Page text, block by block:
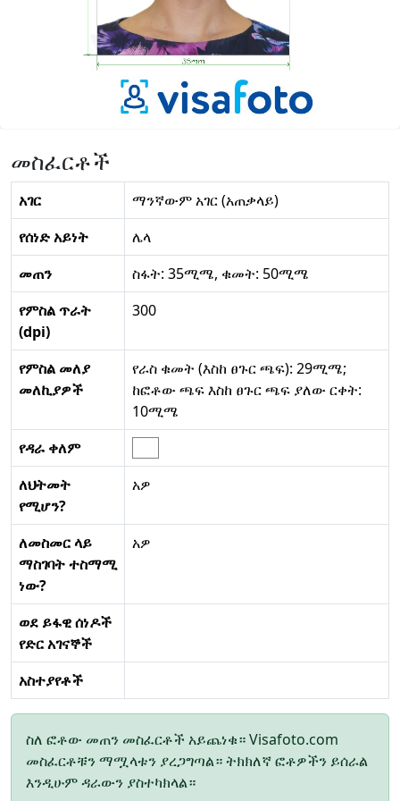
መስፈርቶች
አገር
ማንኛውም አገር (አጠቃላይ)
የሰነድ አይነት
ሌላ
መጠን
ስፋት: 35ሚሜ, ቁመት: 50ሚሜ
የምስል ጥራት
(dpi)
300
የምስል መለያ
መለኪያዎች
የራስ ቁመት (እስከ ፀጉር ጫፍ): 29ሚሜ;
ከፎቶው ጫፍ እስከ ፀጉር ጫፍ ያለው ርቀት:
10ሚሜ
የዳራ ቀለም
ለህትመት
የሚሆን?
አዎ
ለመስመር ላይ
ማስገባት ተስማሚ
ነው?
አዎ
ወደ ይፋዊ ሰነዶች
የድር አገናኞች
አስተያየቶች
ስለ ፎቶው መጠን መስፈርቶች አይጨነቁ። Visafoto.com
መስፈርቶቹን ማሟላቱን ያረጋግጣል። ትክክለኛ ፎቶዎችን ይሰራል
እንዲሁም ዳራውን ያስተካክላል።